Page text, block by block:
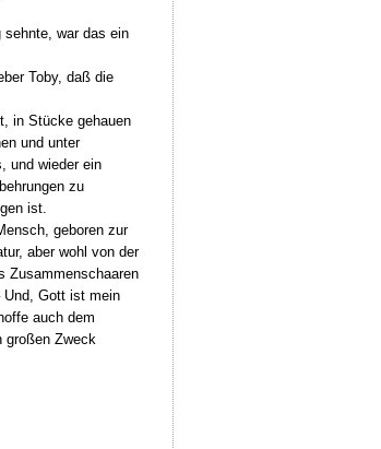
sehnte, war das ein
Toby, daß die
in Stücke gehauen
und unter
und wieder ein
zu
ist.
geboren zur
aber wohl von der
Zusammenschaaren
Und, Gott ist mein
auch dem
großen Zweck